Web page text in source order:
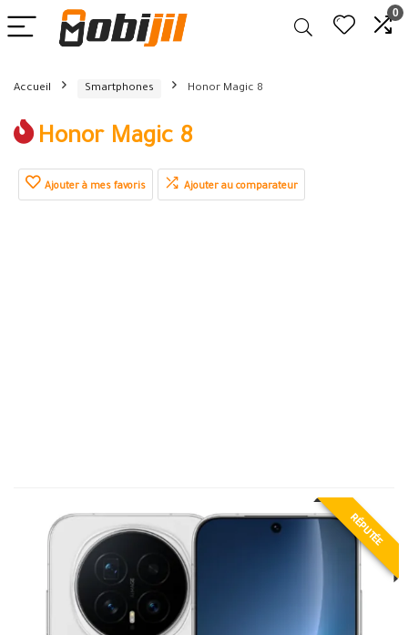
0
Accueil Smartphones Honor Magic 8
Honor Magic 8
Ajouter à mes favoris Ajouter au comparateur
RÉPUTÉE